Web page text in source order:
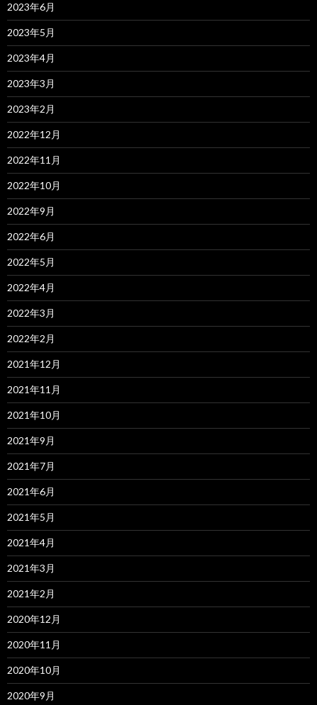
2023年6月
2023年5月
2023年4月
2023年3月
2023年2月
2022年12月
2022年11月
2022年10月
2022年9月
2022年6月
2022年5月
2022年4月
2022年3月
2022年2月
2021年12月
2021年11月
2021年10月
2021年9月
2021年7月
2021年6月
2021年5月
2021年4月
2021年3月
2021年2月
2020年12月
2020年11月
2020年10月
2020年9月